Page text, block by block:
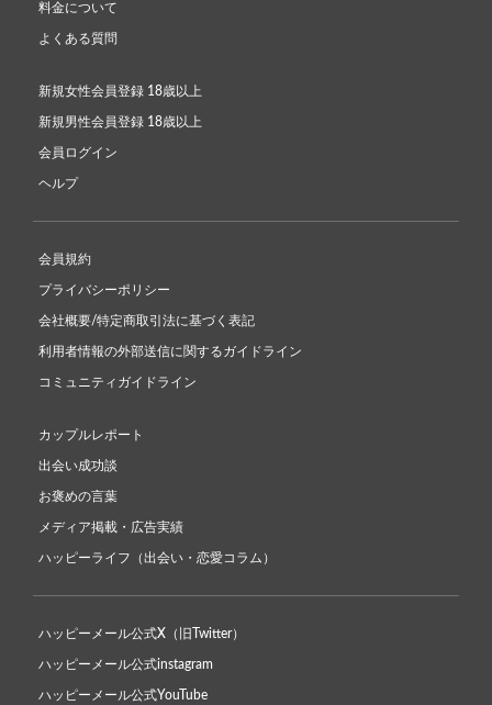
料金について
よくある質問
新規女性会員登録 18歳以上
新規男性会員登録 18歳以上
会員ログイン
ヘルプ
会員規約
プライバシーポリシー
会社概要/特定商取引法に基づく表記
利用者情報の外部送信に関するガイドライン
コミュニティガイドライン
カップルレポート
出会い成功談
お褒めの言葉
メディア掲載・広告実績
ハッピーライフ（出会い・恋愛コラム）
ハッピーメール公式X（旧Twitter）
ハッピーメール公式instagram
ハッピーメール公式YouTube